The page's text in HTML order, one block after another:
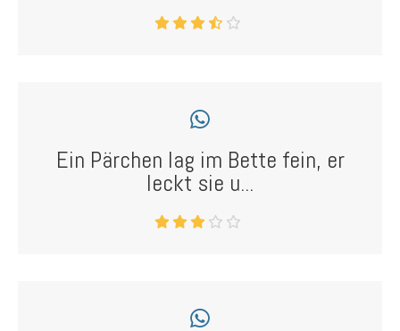
Ein Pärchen lag im Bette fein, er
leckt sie u...